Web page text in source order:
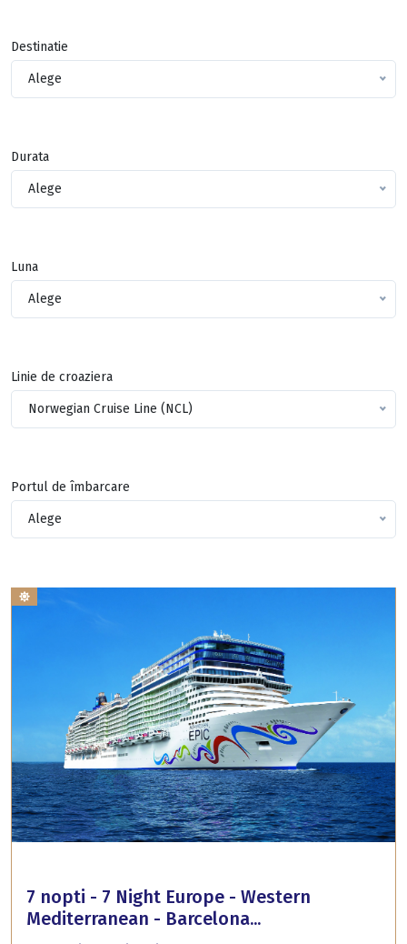
Destinatie
Alege
Durata
Alege
Luna
Alege
Linie de croaziera
Norwegian Cruise Line (NCL)
Portul de îmbarcare
Alege
7 nopti - 7 Night Europe - Western
Mediterranean - Barcelona...